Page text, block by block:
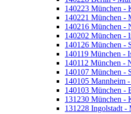
140223 München -
140221 München -
140216 München -
140202 München -
140126 München -
140119 München -
140112 München -
140107 München -
140105 Mannheim
140103 München -
131230 München -
131228 Ingolstadt -